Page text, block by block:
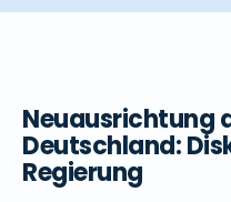
Neuausrichtung
Deutschland:
Regierung